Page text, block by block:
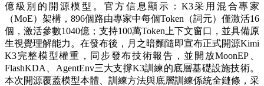
億級別的開源模型。官方信息顯示：K3采用混合專家
（MoE）架構，896個路由專家中每個Token（詞元）僅激活16
個，激活參數1040億；支持100萬Token上下文窗口，並具備原
生視覺理解能力。在發布後，月之暗麵隨即宣布正式開源Kimi
K3完整模型權重，同步發布技術報告，並開放MoonEP、
FlashKDA、AgentEnv三大支撐K3訓練的底層基礎設施技術。
本次開源覆蓋模型本體、訓練方法與底層訓練係統全鏈條，采